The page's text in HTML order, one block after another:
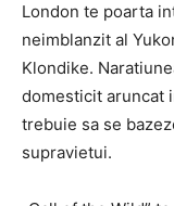
London te poarta
neimblanzit al
Klondike.
domesticit aruncat
trebuie sa se
supravietui.